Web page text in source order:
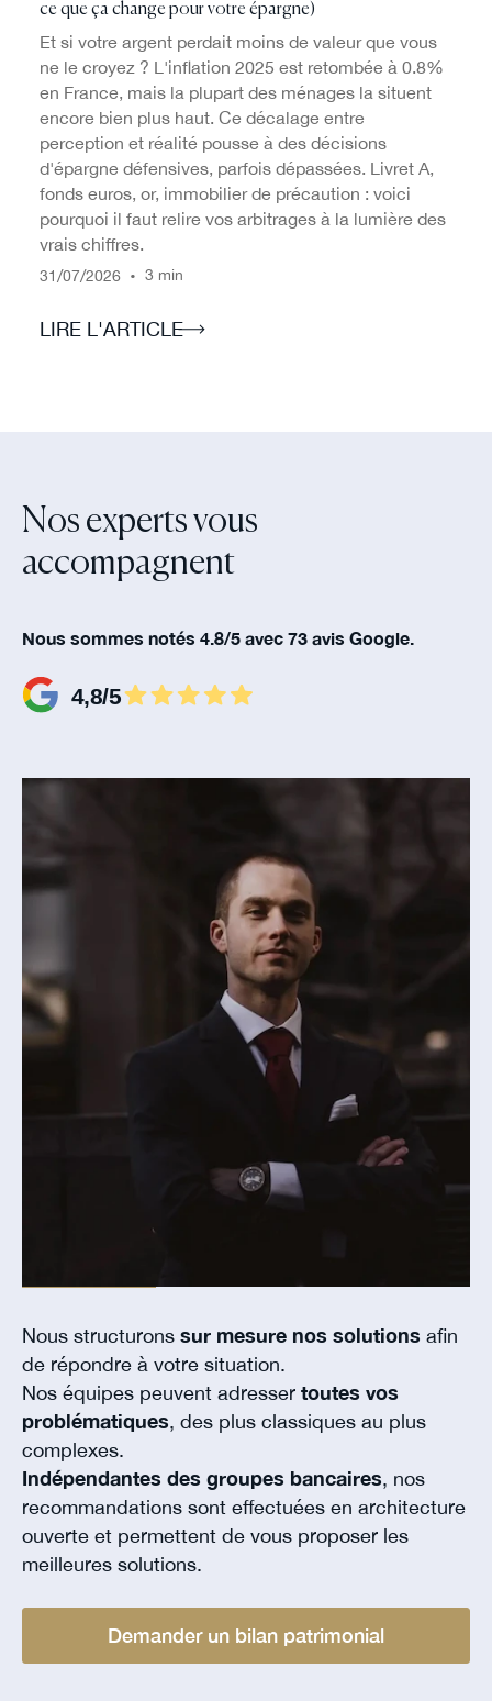
ce que ça change pour votre épargne)
Et si votre argent perdait moins de valeur que vous
ne le croyez ? L'inflation 2025 est retombée à 0.8%
en France, mais la plupart des ménages la situent
encore bien plus haut. Ce décalage entre
perception et réalité pousse à des décisions
d'épargne défensives, parfois dépassées. Livret A,
fonds euros, or, immobilier de précaution : voici
pourquoi il faut relire vos arbitrages à la lumière des
vrais chiffres.
31/07/2026 • 3 min
LIRE L'ARTICLE
Nos experts vous
accompagnent‍
Nous sommes notés 4.8/5 avec 73 avis Google.
Nous structurons sur mesure nos solutions afin
de répondre à votre situation.
Nos équipes peuvent adresser toutes vos
problématiques, des plus classiques au plus
complexes.
Indépendantes des groupes bancaires, nos
recommandations sont effectuées en architecture
ouverte et permettent de vous proposer les
meilleures solutions.
Demander un bilan patrimonial